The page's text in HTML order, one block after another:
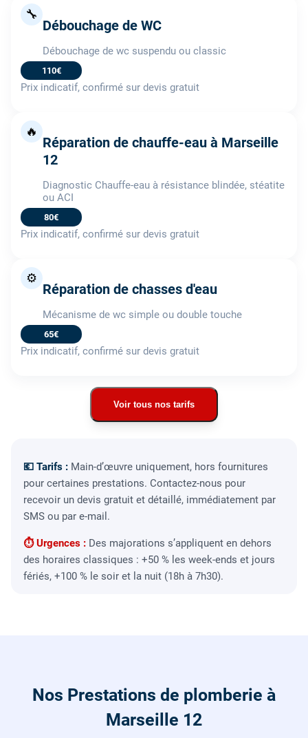
🔧
Débouchage de WC
Débouchage de wc suspendu ou classic
110€
Prix indicatif, confirmé sur devis gratuit
🔥
Réparation de chauffe-eau à Marseille
12
Diagnostic Chauffe-eau à résistance blindée, stéatite
ou ACI
80€
Prix indicatif, confirmé sur devis gratuit
⚙️
Réparation de chasses d'eau
Mécanisme de wc simple ou double touche
65€
Prix indicatif, confirmé sur devis gratuit
Voir tous nos tarifs
💶 Tarifs : Main-d’œuvre uniquement, hors fournitures
pour certaines prestations. Contactez-nous pour
recevoir un devis gratuit et détaillé, immédiatement par
SMS ou par e-mail.
⏱ Urgences : Des majorations s’appliquent en dehors
des horaires classiques : +50 % les week-ends et jours
fériés, +100 % le soir et la nuit (18h à 7h30).
Nos Prestations de plomberie à
Marseille 12